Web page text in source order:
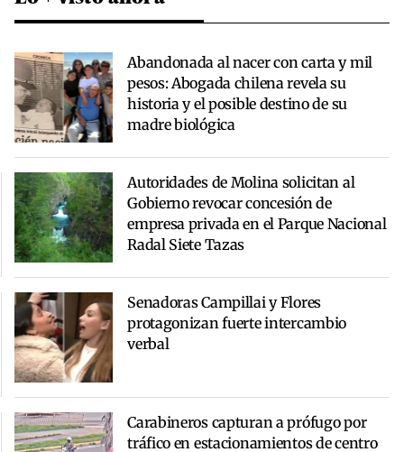
Abandonada al nacer con carta y mil
pesos: Abogada chilena revela su
historia y el posible destino de su
madre biológica
Autoridades de Molina solicitan al
Gobierno revocar concesión de
empresa privada en el Parque Nacional
Radal Siete Tazas
Senadoras Campillai y Flores
protagonizan fuerte intercambio
verbal
Carabineros capturan a prófugo por
tráfico en estacionamientos de centro